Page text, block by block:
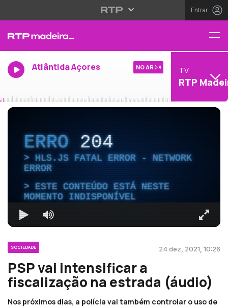
Entrar
Atlântida Açores NO AR TV
RTP
ERRO204
HLS.JS FATAL ERROR - NETWORK
ERROR
ESTE CONTEÚDO ESTÁ NESTE
MOMENTO INDISPONÍVEL
SOCIEDADE 24 dez, 2021, 10:26
PSP vai intensificar a
fiscalização na estrada (áudio)
Nos próximos dias, a polícia vai também controlar o uso de